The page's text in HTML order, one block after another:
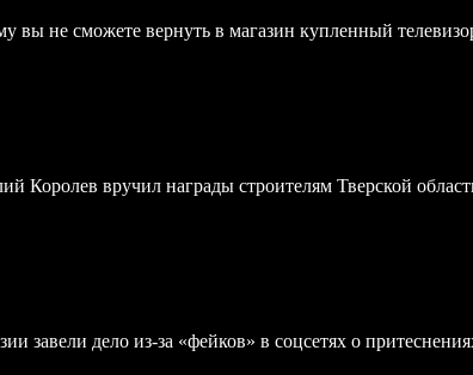
вы не сможете вернуть в магазин купленный
Королев вручил награды строителям Тверской
завели дело из-за «фейков» в соцсетях о